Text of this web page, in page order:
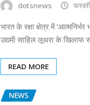
dotsnews
भारत के रक्षा क्षेत्र में
उद्यमी साहिल लूथरा के खिलाफ
READ MORE
NEWS